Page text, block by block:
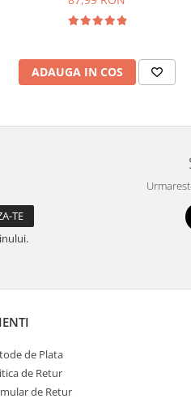
ADAUGA IN COS
de Plata
de Retur
de Retur